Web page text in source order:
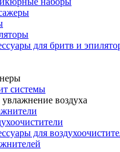
для бритв и
системы
воздуха
для